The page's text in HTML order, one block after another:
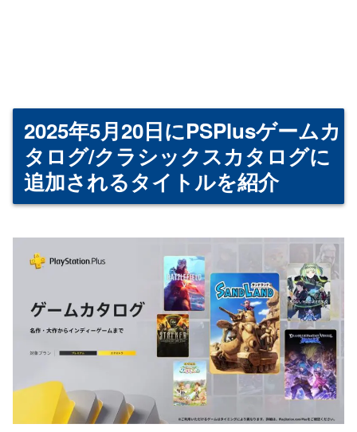
2025年5月20日にPSPlusゲームカ
タログ/クラシックスカタログに
追加されるタイトルを紹介